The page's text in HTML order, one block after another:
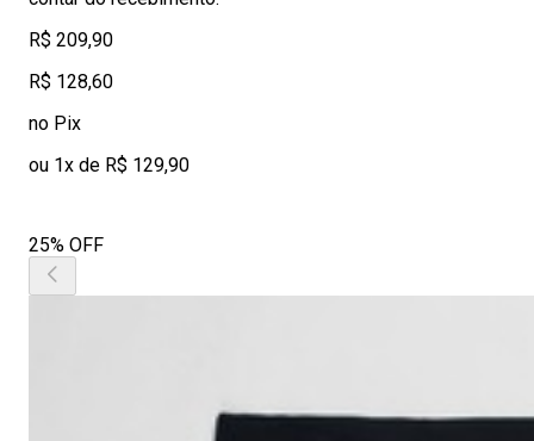
R$ 209,90
R$ 128,60
no Pix
ou 1x de R$ 129,90
25% OFF